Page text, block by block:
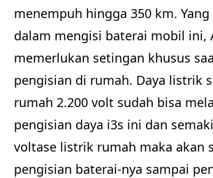
menempuh hingga 350 km.
dalam mengisi baterai mobil ini,
memerlukan setingan khusus
pengisian di rumah. Daya listrik
rumah 2.200 volt sudah bisa
pengisian daya i3s ini dan
voltase listrik rumah maka akan
pengisian baterai-nya sampai